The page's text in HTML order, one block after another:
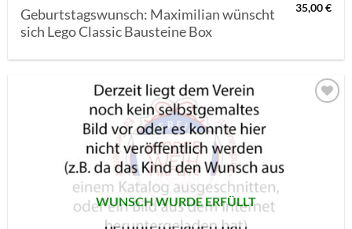
Geburtstagswunsch: Maximilian wünscht
sich Lego Classic Bausteine Box
35,00€
WUNSCH WURDE ERFÜLLT